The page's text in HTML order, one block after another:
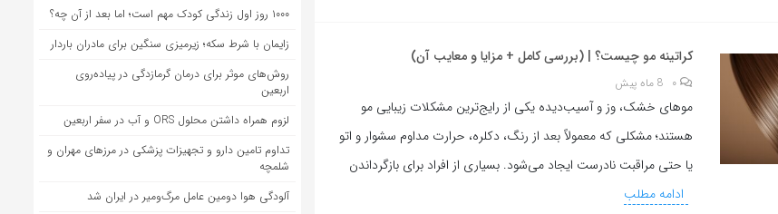
کراتینه مو چیست؟ | (بررسی کامل + مزایا و معایب آن)
۰ 8 ماه پیش
موهای خشک، وز و آسیب‌دیده یکی از رایج‌ترین مشکلات زیبایی مو
هستند؛ مشکلی که معمولاً بعد از رنگ، دکلره، حرارت مداوم سشوار و اتو
یا حتی مراقبت نادرست ایجاد می‌شود. بسیاری از افراد برای بازگرداندن
ادامه مطلب
۱۰۰۰ روز اول زندگی کودک مهم است؛ اما بعد از آن چه؟
زایمان با شرط سکه؛ زیرمیزی سنگین برای مادران باردار
روش‌های موثر برای درمان گرمازدگی در پیاده‌روی
اربعین
لزوم همراه داشتن محلول ORS و آب در سفر اربعین
تداوم تامین دارو و تجهیزات پزشکی در مرزهای مهران و
شلمچه
آلودگی هوا دومین عامل مرگ‌ومیر در ایران شد